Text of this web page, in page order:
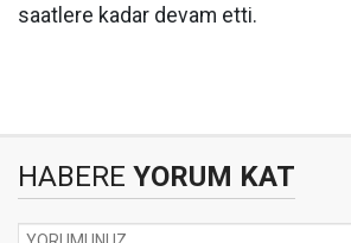
saatlere kadar devam etti.
HABERE YORUM KAT